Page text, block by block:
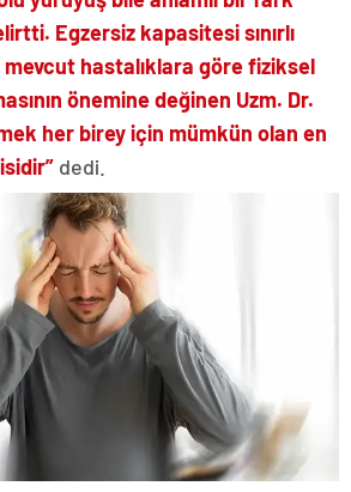
Egzersiz kapasitesi sınırlı
hastalıklara göre fiziksel
önemine değinen Uzm. Dr.
her birey için mümkün olan en
dedi.